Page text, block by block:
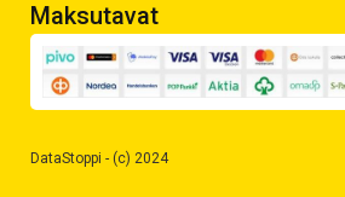
Maksutavat
DataStoppi - (c) 2024